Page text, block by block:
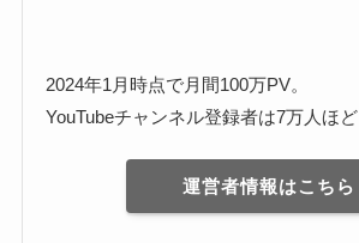
2024年1月時点で月間100万PV。
YouTubeチャンネル登録者は7万人ほど
運営者情報はこちら